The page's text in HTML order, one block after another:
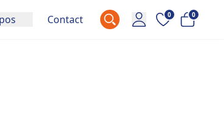
Contact 0 0